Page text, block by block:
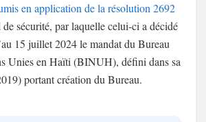
en application de la résolution 2692
sécurité, par laquelle celui-ci a décidé
15 juillet 2024 le mandat du Bureau
Unies en Haïti (BINUH), défini dans sa
portant création du Bureau.